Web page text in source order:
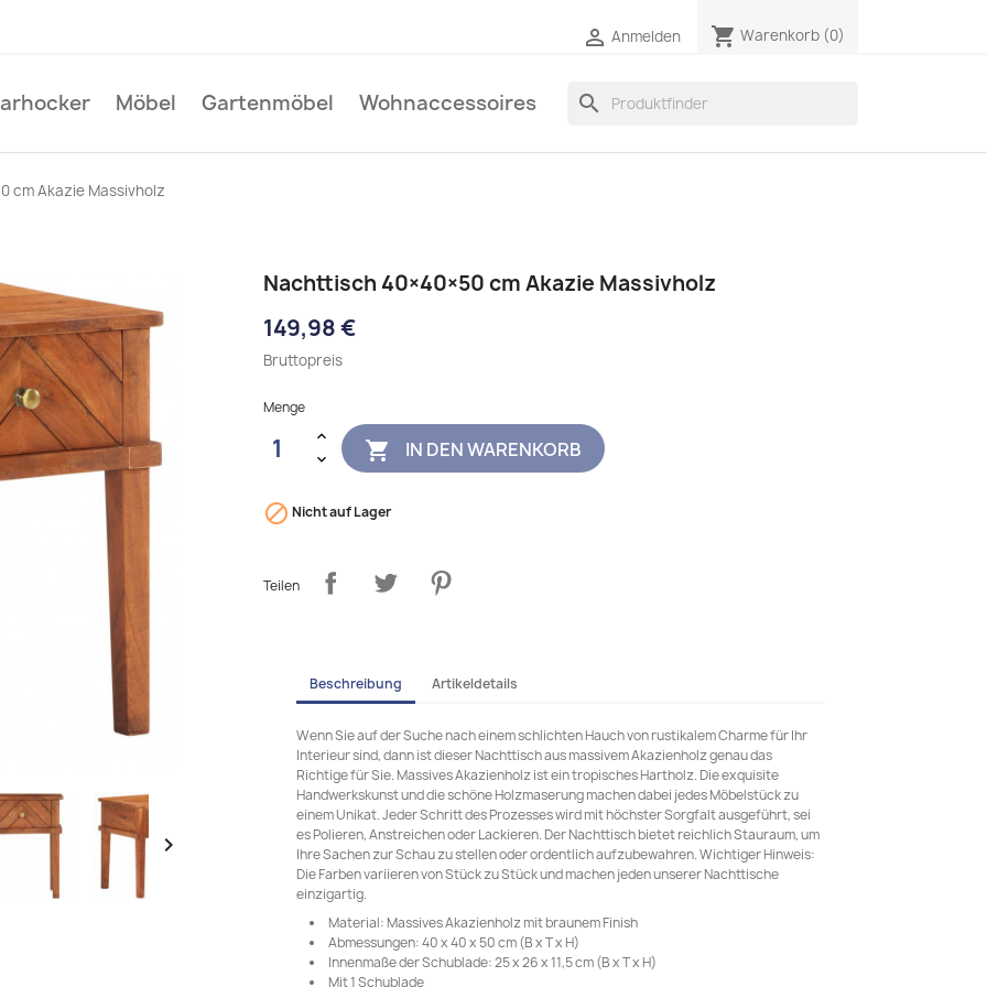
 Anmelden shopping_cart Warenkorb (0)
Möbel Gartenmöbel Wohnaccessoires search
cm Akazie Massivholz

Nachttisch 40×40×50 cm Akazie Massivholz
149,98 €
Bruttopreis
Menge
 IN DEN WARENKORB
 Nicht auf Lager
Teilen
Beschreibung Artikeldetails
Wenn Sie auf der Suche nach einem schlichten Hauch von rustikalem Charme für Ihr
Interieur sind, dann ist dieser Nachttisch aus massivem Akazienholz genau das
Richtige für Sie. Massives Akazienholz ist ein tropisches Hartholz. Die exquisite
Handwerkskunst und die schöne Holzmaserung machen dabei jedes Möbelstück zu
einem Unikat. Jeder Schritt des Prozesses wird mit höchster Sorgfalt ausgeführt, sei
es Polieren, Anstreichen oder Lackieren. Der Nachttisch bietet reichlich Stauraum, um
Ihre Sachen zur Schau zu stellen oder ordentlich aufzubewahren. Wichtiger Hinweis:
Die Farben variieren von Stück zu Stück und machen jeden unserer Nachttische
einzigartig.
Material: Massives Akazienholz mit braunem Finish
Abmessungen: 40 x 40 x 50 cm (B x T x H)
Innenmaße der Schublade: 25 x 26 x 11,5 cm (B x T x H)
Mit 1 Schublade